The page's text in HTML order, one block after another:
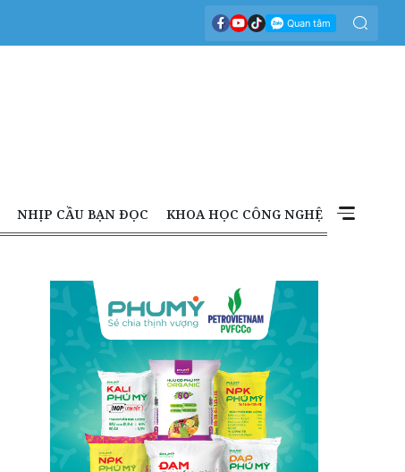
NHỊP CẦU BẠN ĐỌC KHOA HỌC CÔNG NGHỆ